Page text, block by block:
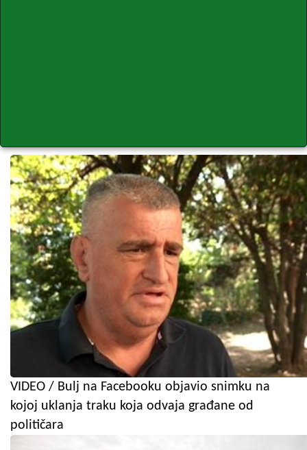
VIDEO / Bulj na Facebooku objavio snimku na
kojoj uklanja traku koja odvaja građane od
političara